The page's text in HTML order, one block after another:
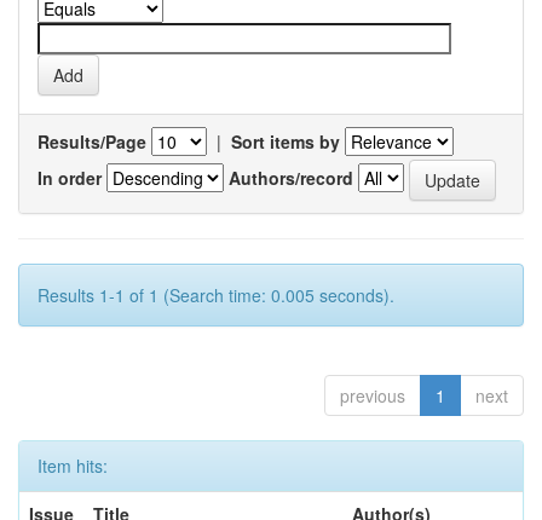
Results/Page | Sort items by
In order
Authors/record
Results 1-1 of 1 (Search time: 0.005 seconds).
previous 1 next
Item hits:
Issue
Title Author(s)